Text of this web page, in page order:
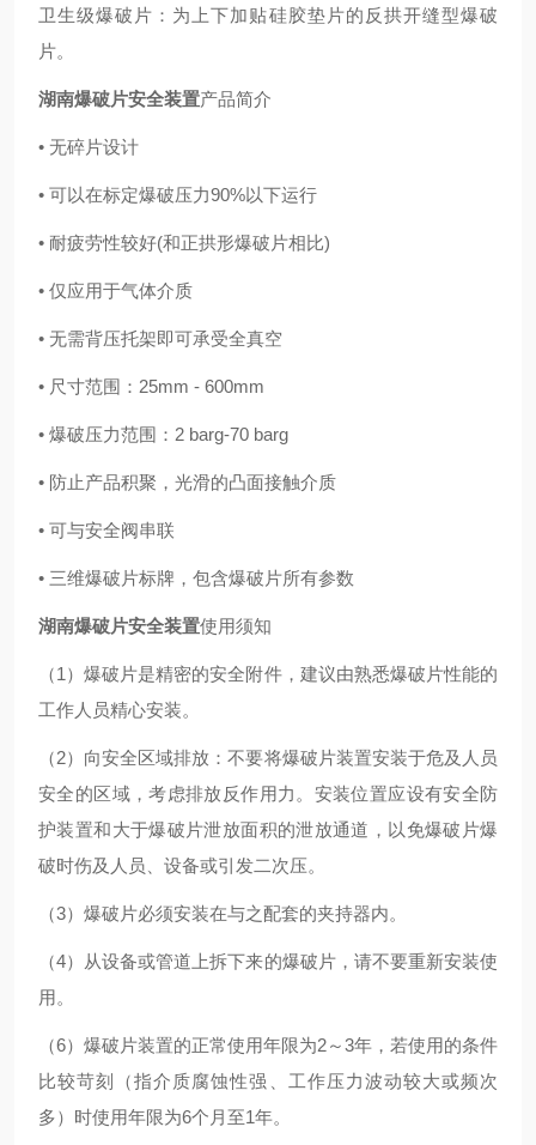
卫生级爆破片：为上下加贴硅胶垫片的反拱开缝型爆破
片。
湖南爆破片安全装置产品简介
• 无碎片设计
• 可以在标定爆破压力90%以下运行
• 耐疲劳性较好(和正拱形爆破片相比)
• 仅应用于气体介质
• 无需背压托架即可承受全真空
• 尺寸范围：25mm - 600mm
• 爆破压力范围：2 barg-70 barg
• 防止产品积聚，光滑的凸面接触介质
• 可与安全阀串联
• 三维爆破片标牌，包含爆破片所有参数
湖南爆破片安全装置使用须知
（1）爆破片是精密的安全附件，建议由熟悉爆破片性能的
工作人员精心安装。
（2）向安全区域排放：不要将爆破片装置安装于危及人员
安全的区域，考虑排放反作用力。安装位置应设有安全防
护装置和大于爆破片泄放面积的泄放通道，以免爆破片爆
破时伤及人员、设备或引发二次压。
（3）爆破片必须安装在与之配套的夹持器内。
（4）从设备或管道上拆下来的爆破片，请不要重新安装使
用。
（6）爆破片装置的正常使用年限为2～3年，若使用的条件
比较苛刻（指介质腐蚀性强、工作压力波动较大或频次
多）时使用年限为6个月至1年。